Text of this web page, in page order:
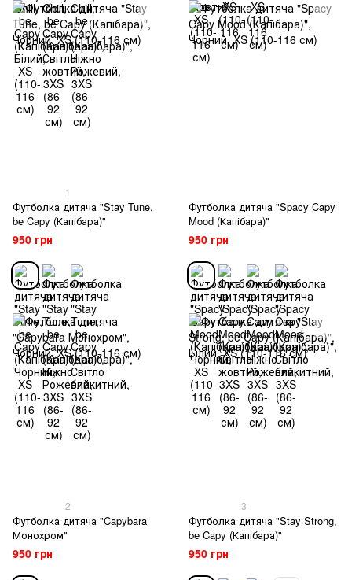
1
Футболка дитяча "Stay Tune,
be Capy (Капібара)"
950 грн
Футболка дитяча "Spacy Capy
Mood (Капібара)"
950 грн
2
Футболка дитяча "Capybara
Монохром"
950 грн
3
Футболка дитяча "Stay Strong,
be Capy (Капібара)"
950 грн